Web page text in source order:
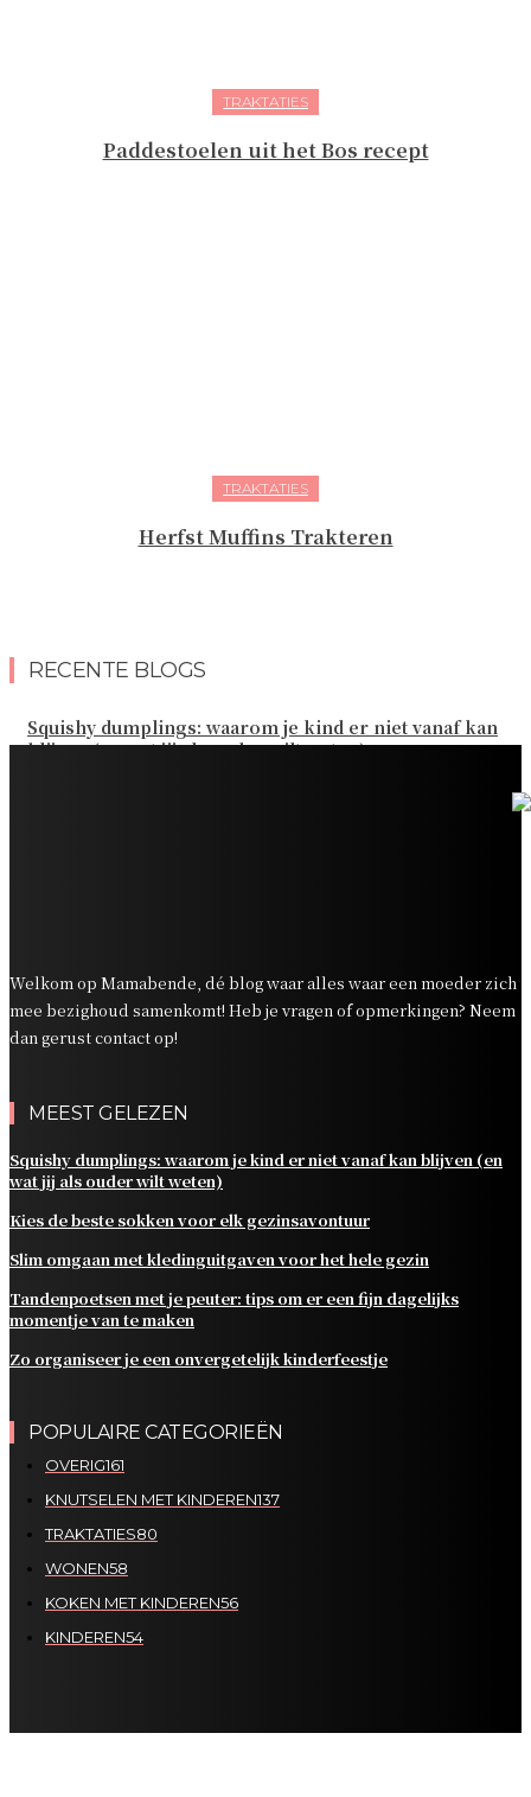
TRAKTATIES
Paddestoelen uit het Bos recept
TRAKTATIES
Herfst Muffins Trakteren
RECENTE BLOGS
Squishy dumplings: waarom je kind er niet vanaf kan
blijven (en wat jij als ouder wilt weten)
Welkom op Mamabende, dé blog waar alles waar een moeder zich
mee bezighoud samenkomt! Heb je vragen of opmerkingen? Neem
dan gerust contact op!
MEEST GELEZEN
Squishy dumplings: waarom je kind er niet vanaf kan blijven (en
wat jij als ouder wilt weten)
Kies de beste sokken voor elk gezinsavontuur
Slim omgaan met kledinguitgaven voor het hele gezin
Tandenpoetsen met je peuter: tips om er een fijn dagelijks
momentje van te maken
Zo organiseer je een onvergetelijk kinderfeestje
POPULAIRE CATEGORIEËN
OVERIG161
KNUTSELEN MET KINDEREN137
TRAKTATIES80
WONEN58
KOKEN MET KINDEREN56
KINDEREN54